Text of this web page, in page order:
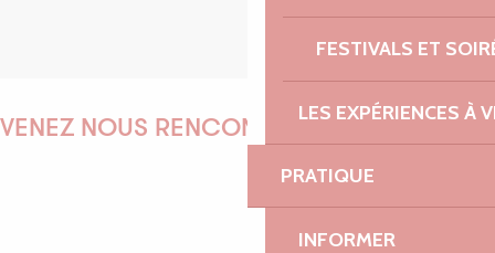
FESTIVALS ET
LES EXPÉRIENCES À
PRATIQUE
INFORMER
VENEZ NOUS RENCONTRER !
EMILIE